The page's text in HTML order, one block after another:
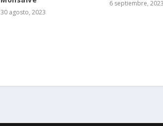
30 agosto, 2023
6 septiembre, 2023